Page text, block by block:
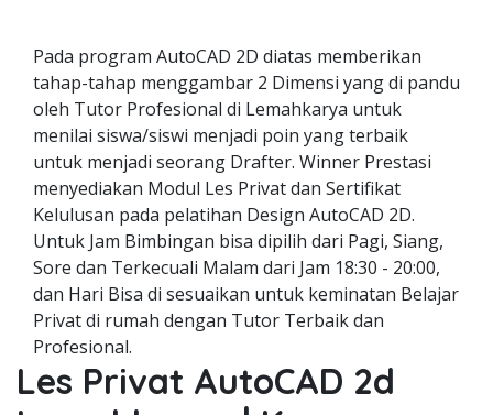
Pada program AutoCAD 2D diatas memberikan
tahap-tahap menggambar 2 Dimensi yang di pandu
oleh Tutor Profesional di Lemahkarya untuk
menilai siswa/siswi menjadi poin yang terbaik
untuk menjadi seorang Drafter. Winner Prestasi
menyediakan Modul Les Privat dan Sertifikat
Kelulusan pada pelatihan Design AutoCAD 2D.
Untuk Jam Bimbingan bisa dipilih dari Pagi, Siang,
Sore dan Terkecuali Malam dari Jam 18:30 - 20:00,
dan Hari Bisa di sesuaikan untuk keminatan Belajar
Privat di rumah dengan Tutor Terbaik dan
Profesional.
Les Privat AutoCAD 2d